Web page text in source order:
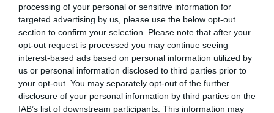
processing of your personal or sensitive information for
targeted advertising by us, please use the below opt-out
section to confirm your selection. Please note that after your
opt-out request is processed you may continue seeing
interest-based ads based on personal information utilized by
us or personal information disclosed to third parties prior to
your opt-out. You may separately opt-out of the further
disclosure of your personal information by third parties on the
IAB’s list of downstream participants. This information may